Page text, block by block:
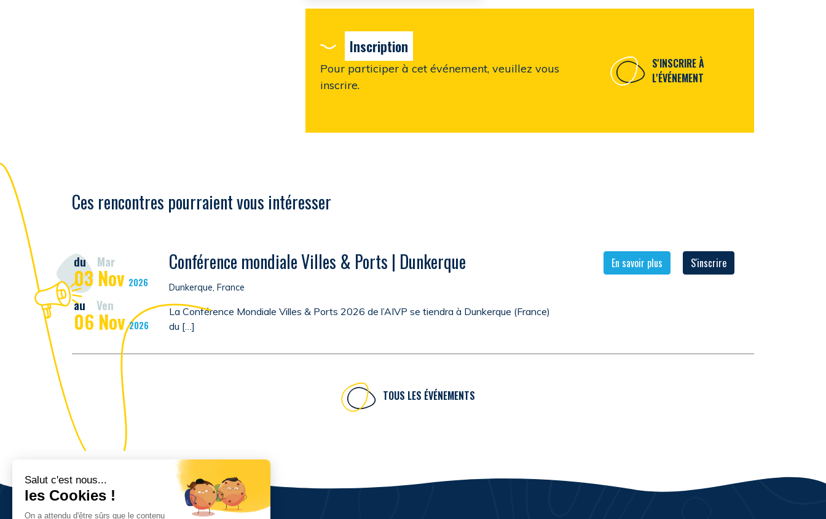
Inscription
Pour participer à cet événement, veuillez vous
inscrire.
S'INSCRIRE À
L'ÉVÉNEMENT
Ces rencontres pourraient vous intéresser
du Mar
03 Nov 2026
au Ven
06 Nov 2026
Conférence mondiale Villes & Ports | Dunkerque
Dunkerque, France
La Conférence Mondiale Villes & Ports 2026 de l’AIVP se tiendra à Dunkerque (France)
du […]
En savoir plus S'inscrire
TOUS LES ÉVÉNEMENTS